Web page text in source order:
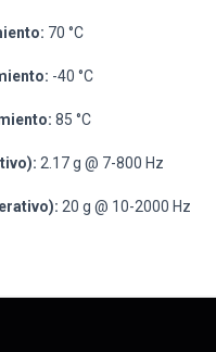
70 °C
-40 °C
85 °C
2.17 g @ 7-800 Hz
20 g @ 10-2000 Hz